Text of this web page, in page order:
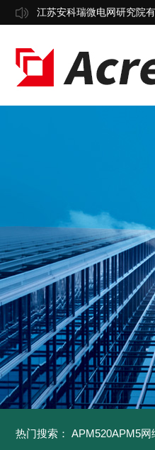
江苏安科瑞微电网研究院
热门搜索： APM520APM5